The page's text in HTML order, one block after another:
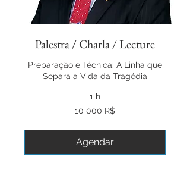
Palestra / Charla / Lecture
Preparação e Técnica: A Linha que
Separa a Vida da Tragédia
1 h
10 000 R$
Agendar